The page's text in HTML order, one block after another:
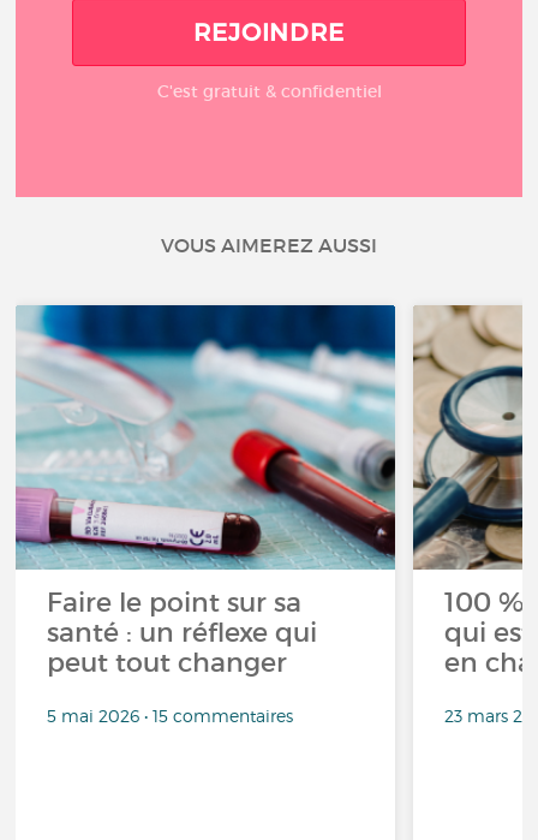
REJOINDRE
C'est gratuit & confidentiel
VOUS AIMEREZ AUSSI
Faire le point sur sa
santé : un réflexe qui
peut tout changer
5 mai 2026 • 15 commentaires
100 %
qui
en
23 mars